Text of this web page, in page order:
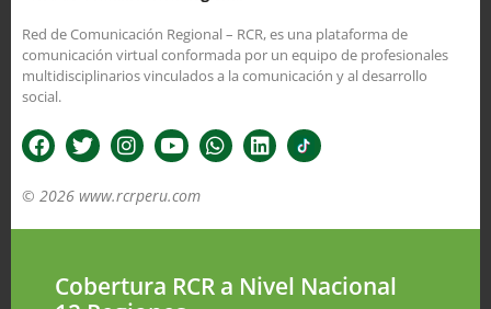
Red de Comunicación Regional – RCR, es una plataforma de
comunicación virtual conformada por un equipo de profesionales
multidisciplinarios vinculados a la comunicación y al desarrollo
social.
© 2026 www.rcrperu.com
Cobertura RCR a Nivel Nacional